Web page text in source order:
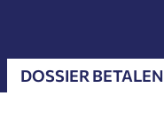
DOSSIER BETALEN